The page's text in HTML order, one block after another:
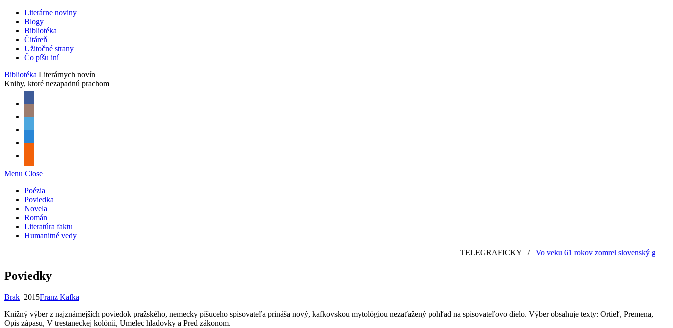
Literárne noviny
Blogy
Bibliotéka
Čitáreň
Užitočné strany
Čo píšu iní
Bibliotéka Literárnych novín
Knihy, ktoré nezapadnú prachom
Menu Close
Poézia
Poviedka
Novela
Román
Literatúra faktu
Humanitné vedy
TELEGRAFICKY/Vo veku 61 rokov zomrel slovenský grafik a
Poviedky
Brak 2015Franz Kafka
Knižný výber z najznámejších poviedok pražského, nemecky píšuceho spisovateľa prináša nový, kafkovskou mytológiou nezaťažený pohľad na spisovateľovo dielo. Výber obsahuje texty: Ortieľ, Premena,
Opis zápasu, V trestaneckej kolónii, Umelec hladovky a Pred zákonom.